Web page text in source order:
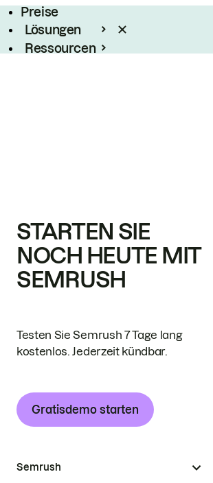
Preise
Lösungen
Ressourcen
STARTEN SIE
NOCH HEUTE MIT
SEMRUSH
Testen Sie Semrush 7 Tage lang
kostenlos. Jederzeit kündbar.
Gratisdemo starten
Semrush